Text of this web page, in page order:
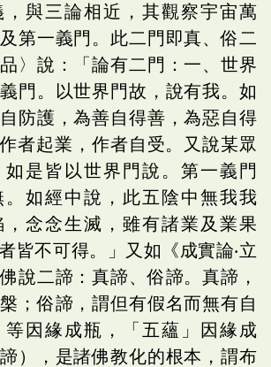
，與三論相近，其觀察宇宙萬
第一義門。此二門即真、俗二
〉說：「論有二門：一、世界
門。以世界門故，說有我。如
防護，為善自得善，為惡自得
者起業，作者自受。又說某眾
是皆以世界門說。第一義門
如經中說，此五陰中無我我
，念念生滅，雖有諸業及業果
皆不可得。」又如《成實論‧立
說二諦：真諦、俗諦。真諦，
；俗諦，謂但有假名而無有自
因緣成瓶，「五蘊」因緣成
），是諸佛教化的根本，謂布